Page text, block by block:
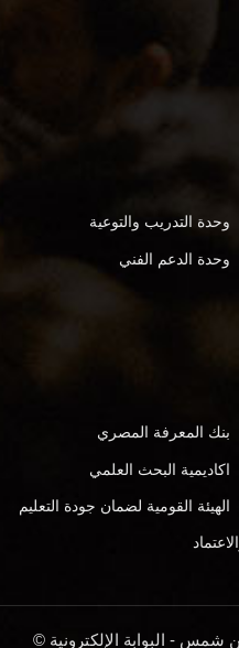
وحدة التدريب والتوعية
وحدة الدعم الفني
بنك المعرفة المصري
اكاديمية البحث العلمي
الهيئة القومية لضمان جودة التعليم
- البوابة الإلكترونية ©